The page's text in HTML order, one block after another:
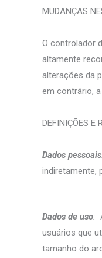
MUDANÇAS
O controlador
altamente
alterações da
em contrário,
DEFINIÇÕES E
Dados pessoais
indiretamente,
Dados de uso:
usuários que
tamanho do